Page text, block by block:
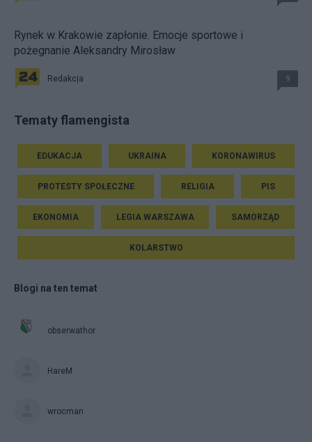
Rynek w Krakowie zapłonie. Emocje sportowe i
pożegnanie Aleksandry Mirosław
Redakcja 9
Tematy flamengista
EDUKACJA UKRAINA KORONAWIRUS
PROTESTY SPOŁECZNE RELIGIA PIS
EKONOMIA LEGIA WARSZAWA SAMORZĄD
KOLARSTWO
Blogi na ten temat
obserwathor
HareM
wrocman